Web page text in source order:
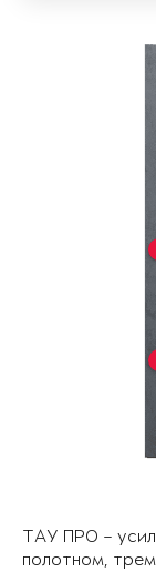
ТАУ ПРО –
полотном,